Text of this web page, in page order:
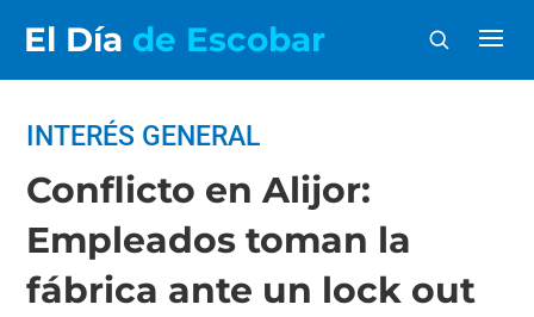
El Día de Escobar
INTERÉS GENERAL
Conflicto en Alijor:
Empleados toman la
fábrica ante un lock out